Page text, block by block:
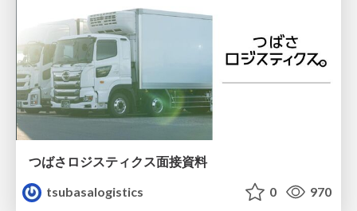
つばさロジスティクス面接資料
tsubasalogistics
0 970